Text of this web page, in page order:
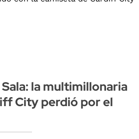
la multimillonaria
City perdió por el